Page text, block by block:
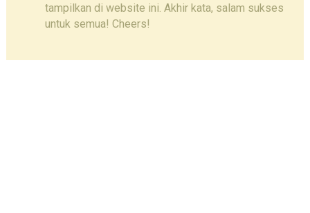
tampilkan di website ini. Akhir kata, salam sukses
untuk semua! Cheers!